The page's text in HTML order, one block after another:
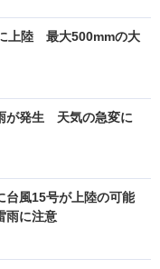
上陸 最大500mmの大
が発生 天気の急変に
風15号が上陸の可能
雨に注意